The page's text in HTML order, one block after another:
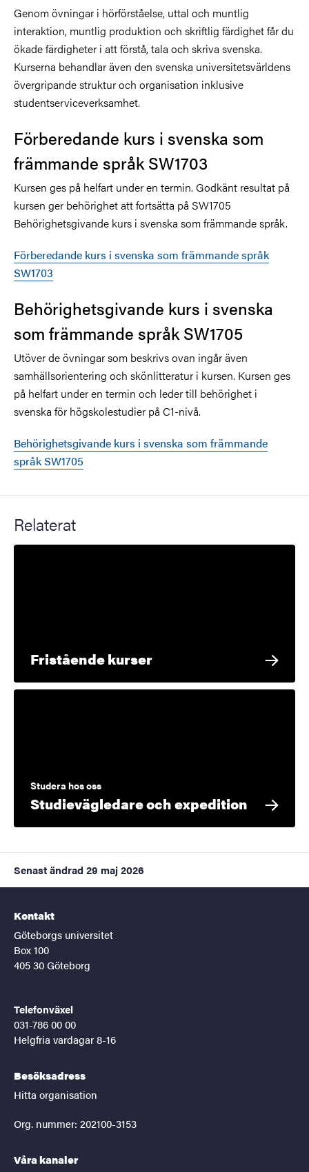
Genom övningar i hörförståelse, uttal och muntlig
interaktion, muntlig produktion och skriftlig färdighet får du
ökade färdigheter i att förstå, tala och skriva svenska.
Kurserna behandlar även den svenska universitetsvärldens
övergripande struktur och organisation inklusive
studentserviceverksamhet.
Förberedande kurs i svenska som
främmande språk SW1703
Kursen ges på helfart under en termin. Godkänt resultat på
kursen ger behörighet att fortsätta på SW1705
Behörighetsgivande kurs i svenska som främmande språk.
Förberedande kurs i svenska som främmande språk
SW1703
Behörighetsgivande kurs i svenska
som främmande språk SW1705
Utöver de övningar som beskrivs ovan ingår även
samhällsorientering och skönlitteratur i kursen. Kursen ges
på helfart under en termin och leder till behörighet i
svenska för högskolestudier på C1-nivå.
Behörighetsgivande kurs i svenska som främmande
språk SW1705
Relaterat
Fristående kurser
Studera hos oss
Studievägledare och expedition
Senast ändrad 29 maj 2026
Kontakt
Göteborgs universitet
Box 100
405 30 Göteborg
Telefonväxel
031-786 00 00
Helgfria vardagar 8-16
Besöksadress
Hitta organisation
Org. nummer: 202100-3153
Våra kanaler